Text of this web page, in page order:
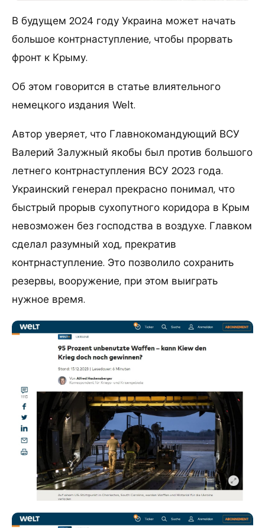
В будущем 2024 году Украина может начать
большое контрнаступление, чтобы прорвать
фронт к Крыму.
Об этом говорится в статье влиятельного
немецкого издания Welt.
Автор уверяет, что Главнокомандующий ВСУ
Валерий Залужный якобы был против большого
летнего контрнаступления ВСУ 2023 года.
Украинский генерал прекрасно понимал, что
быстрый прорыв сухопутного коридора в Крым
невозможен без господства в воздухе. Главком
сделал разумный ход, прекратив
контрнаступление. Это позволило сохранить
резервы, вооружение, при этом выиграть
нужное время.